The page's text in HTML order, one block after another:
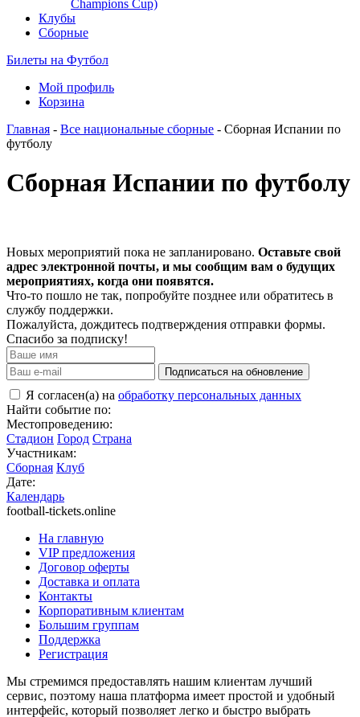
Champions Cup)
Клубы
Сборные
Билеты на Футбол
Мой профиль
Корзина
Главная - Все национальные сборные - Сборная Испании по
футболу
Сборная Испании по футболу
Новых мероприятий пока не запланировано. Оставьте свой
адрес электронной почты, и мы сообщим вам о будущих
мероприятиях, когда они появятся.
Что-то пошло не так, попробуйте позднее или обратитесь в
службу поддержки.
Пожалуйста, дождитесь подтверждения отправки формы.
Спасибо за подписку!
Подписаться на обновление
Я согласен(а) на обработку персональных данных
Найти событие по:
Местопроведению:
Стадион Город Страна
Участникам:
Сборная Клуб
Дате:
Календарь
football-tickets.online
На главную
VIP предложения
Договор оферты
Доставка и оплата
Контакты
Корпоративным клиентам
Большим группам
Поддержка
Регистрация
Мы стремимся предоставлять нашим клиентам лучший
сервис, поэтому наша платформа имеет простой и удобный
интерфейс, который позволяет легко и быстро выбрать